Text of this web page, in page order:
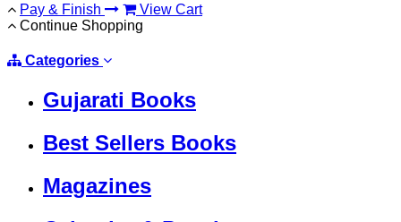
Pay & Finish
View Cart
Continue Shopping
Categories
Gujarati Books
Best Sellers Books
Magazines